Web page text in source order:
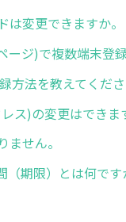
変更できますか。
ジ)で複数端末登
方法を教えてくださ
ス)の変更はできま
せん。
（期限）とは何で